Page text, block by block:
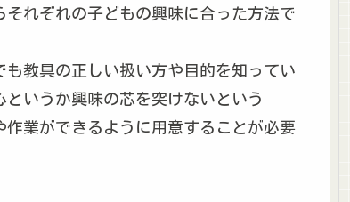
れぞれの子どもの興味に合った方法で
教具の正しい扱い方や目的を知ってい
いうか興味の芯を突けないという
業ができるように用意することが必要